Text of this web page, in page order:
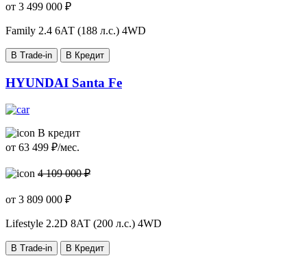
от 3 499 000 ₽
Family 2.4 6АТ (188 л.с.) 4WD
В Trade-in В Кредит
HYUNDAI Santa Fe
В кредит
от 63 499 ₽/мес.
4 109 000 ₽
от 3 809 000 ₽
Lifestyle 2.2D 8АТ (200 л.с.) 4WD
В Trade-in В Кредит